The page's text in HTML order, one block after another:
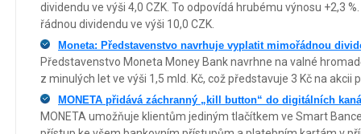
dividendu ve výši 4,0 CZK. To odpovídá hrubému výnosu +2,3
řádnou dividendu ve výši 10,0 CZK.
Moneta: Představenstvo navrhuje vyplatit mimořádnou
Představenstvo Moneta Money Bank navrhne na valné
z minulých let ve výši 1,5 mld. Kč, což představuje 3 Kč na akcii
MONETA přidává záchranný „kill button“ do digitálních
MONETA umožňuje klientům jediným tlačítkem ve Smart